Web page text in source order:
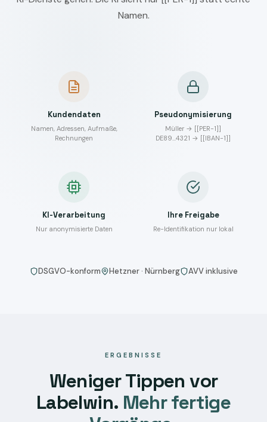
Namen.
Kundendaten
Namen, Adressen, Aufmaße,
Rechnungen
Pseudonymisierung
Müller → [[PER-1]]
DE89…4321 → [[IBAN-1]]
KI-Verarbeitung
Nur anonymisierte Daten
Ihre Freigabe
Re-Identifikation nur lokal
DSGVO-konform Hetzner · Nürnberg AVV inklusive
ERGEBNISSE
Weniger Tippen vor
Labelwin. Mehr fertige